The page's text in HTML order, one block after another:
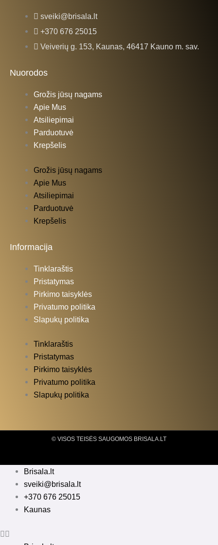
sveiki@brisala.lt
+370 676 25015
Veiverių g. 153, Kaunas, 46417 Kauno m. sav.
Nuorodos
Grožis jūsų nagams
Apie Mus
Atsiliepimai
Parduotuvė
Krepšelis
Grožis jūsų nagams
Apie Mus
Atsiliepimai
Parduotuvė
Krepšelis
Informacija
Tinklaraštis
Pristatymas
Pirkimo taisyklės
Privatumo politika
Slapukų politika
Tinklaraštis
Pristatymas
Pirkimo taisyklės
Privatumo politika
Slapukų politika
© VISOS TEISĖS SAUGOMOS BRISALA.LT
Brisala.lt
sveiki@brisala.lt
+370 676 25015
Kaunas